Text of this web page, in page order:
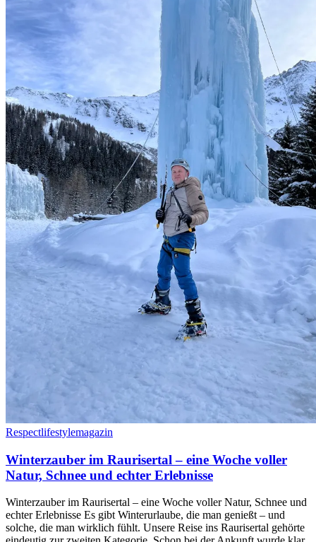
Respectlifestylemagazin
Winterzauber im Raurisertal – eine Woche voller
Natur, Schnee und echter Erlebnisse
Winterzauber im Raurisertal – eine Woche voller Natur, Schnee und
echter Erlebnisse Es gibt Winterurlaube, die man genießt – und
solche, die man wirklich fühlt. Unsere Reise ins Raurisertal gehörte